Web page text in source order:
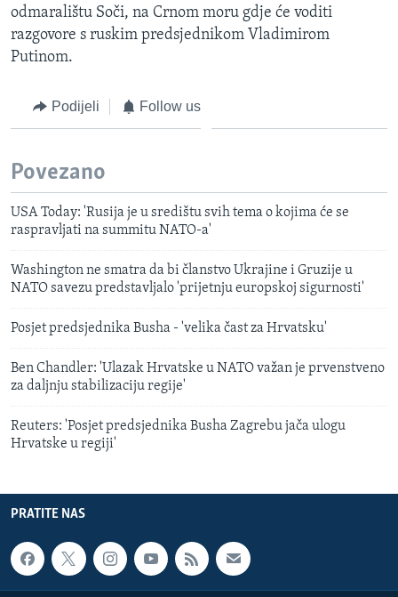
odmaralištu Soči, na Crnom moru gdje će voditi
razgovore s ruskim predsjednikom Vladimirom
Putinom.
Podijeli Follow us
Povezano
USA Today: 'Rusija je u središtu svih tema o kojima će se
raspravljati na summitu NATO-a'
Washington ne smatra da bi članstvo Ukrajine i Gruzije u
NATO savezu predstavljalo 'prijetnju europskoj sigurnosti'
Posjet predsjednika Busha - 'velika čast za Hrvatsku'
Ben Chandler: 'Ulazak Hrvatske u NATO važan je prvenstveno
za daljnju stabilizaciju regije'
Reuters: 'Posjet predsjednika Busha Zagrebu jača ulogu
Hrvatske u regiji'
PRATITE NAS